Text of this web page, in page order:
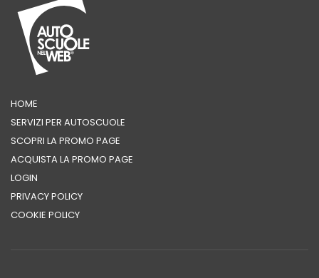
HOME
SERVIZI PER AUTOSCUOLE
SCOPRI LA PROMO PAGE
ACQUISTA LA PROMO PAGE
LOGIN
PRIVACY POLICY
COOKIE POLICY